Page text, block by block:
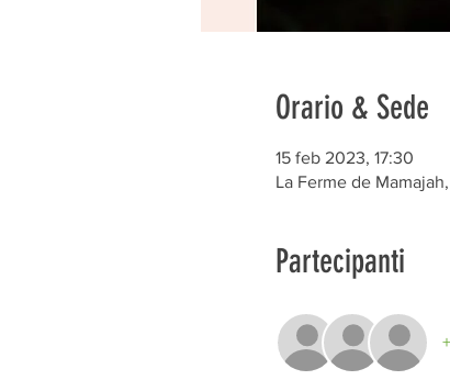
Orario & Sede
15 feb 2023, 17:30
La Ferme de
Partecipanti